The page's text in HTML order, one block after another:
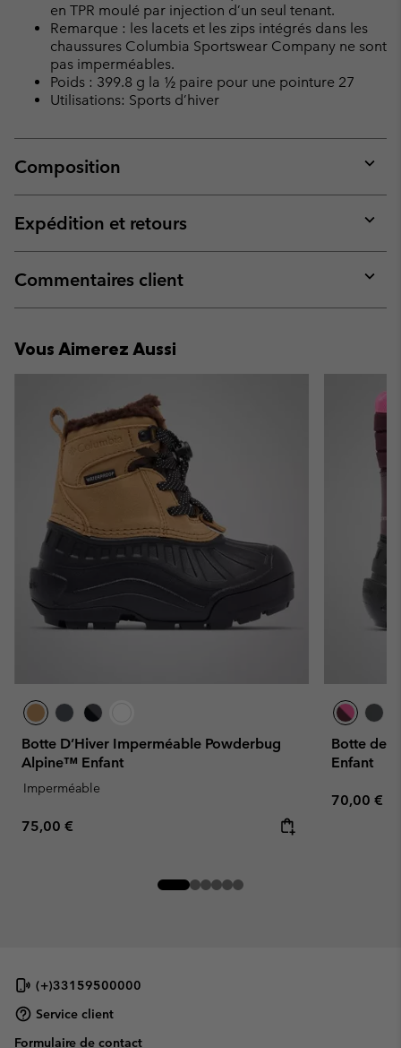
en TPR moulé par injection d’un seul tenant.
Remarque : les lacets et les zips intégrés dans les
chaussures Columbia Sportswear Company ne sont
pas imperméables.
Poids : 399.8 g la ½ paire pour une pointure 27
Utilisations: Sports d’hiver
Composition
or
Expédition et retours
or
Commentaires client
or
Vous Aimerez Aussi
Botte D’Hiver Imperméable Powderbug
Alpine™ Enfant
Imperméable
Regular price:
75,00 €
Botte de
Enfant
Regular
70,00 €
(+)33159500000
Service client
Formulaire de contact